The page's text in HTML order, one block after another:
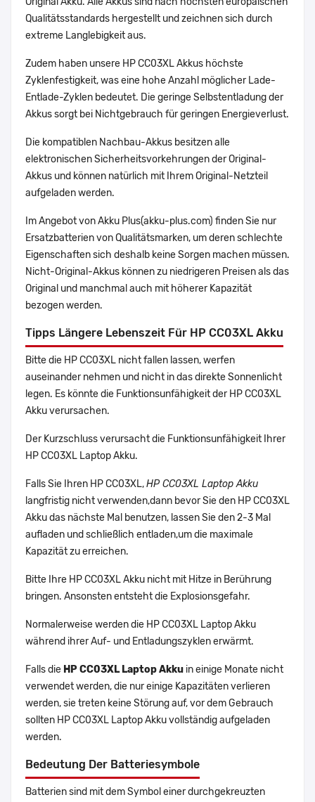
Qualitätsstandards hergestellt und zeichnen sich durch
extreme Langlebigkeit aus.
Zudem haben unsere HP CC03XL Akkus höchste
Zyklenfestigkeit, was eine hohe Anzahl möglicher Lade-
Entlade-Zyklen bedeutet. Die geringe Selbstentladung der
Akkus sorgt bei Nichtgebrauch für geringen Energieverlust.
Die kompatiblen Nachbau-Akkus besitzen alle
elektronischen Sicherheitsvorkehrungen der Original-
Akkus und können natürlich mit Ihrem Original-Netzteil
aufgeladen werden.
Im Angebot von Akku Plus(akku-plus.com) finden Sie nur
Ersatzbatterien von Qualitätsmarken, um deren schlechte
Eigenschaften sich deshalb keine Sorgen machen müssen.
Nicht-Original-Akkus können zu niedrigeren Preisen als das
Original und manchmal auch mit höherer Kapazität
bezogen werden.
Tipps Längere Lebenszeit Für HP CC03XL Akku
Bitte die HP CC03XL nicht fallen lassen, werfen
auseinander nehmen und nicht in das direkte Sonnenlicht
legen. Es könnte die Funktionsunfähigkeit der HP CC03XL
Akku verursachen.
Der Kurzschluss verursacht die Funktionsunfähigkeit Ihrer
HP CC03XL Laptop Akku.
Falls Sie Ihren HP CC03XL,HP CC03XL Laptop Akku
langfristig nicht verwenden,dann bevor Sie den HP CC03XL
Akku das nächste Mal benutzen, lassen Sie den 2-3 Mal
aufladen und schließlich entladen,um die maximale
Kapazität zu erreichen.
Bitte Ihre HP CC03XL Akku nicht mit Hitze in Berührung
bringen. Ansonsten entsteht die Explosionsgefahr.
Normalerweise werden die HP CC03XL Laptop Akku
während ihrer Auf- und Entladungszyklen erwärmt.
Falls die HP CC03XL Laptop Akku in einige Monate nicht
verwendet werden, die nur einige Kapazitäten verlieren
werden, sie treten keine Störung auf, vor dem Gebrauch
sollten HP CC03XL Laptop Akku vollständig aufgeladen
werden.
Bedeutung Der Batteriesymbole
Batterien sind mit dem Symbol einer durchgekreuzten